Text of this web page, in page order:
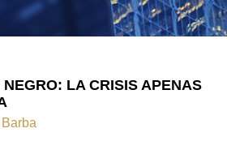
NEGRO: LA CRISIS APENAS